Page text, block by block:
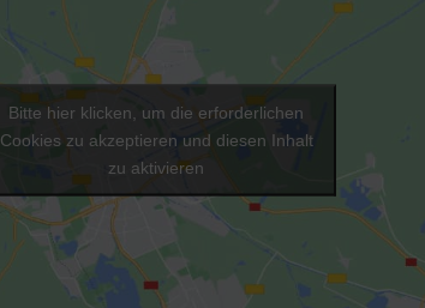
Bitte hier klicken, um die erforderlichen
Cookies zu akzeptieren und diesen Inhalt
zu aktivieren